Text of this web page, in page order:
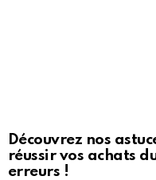
Découvrez nos
réussir vos achats
erreurs !